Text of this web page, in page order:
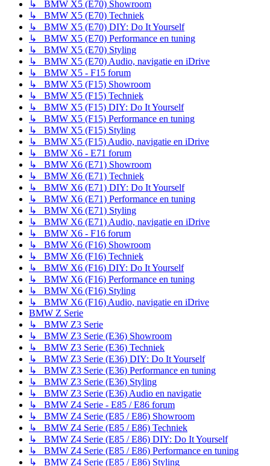
↳ BMW X5 (E70) Showroom
↳ BMW X5 (E70) Techniek
↳ BMW X5 (E70) DIY: Do It Yourself
↳ BMW X5 (E70) Performance en tuning
↳ BMW X5 (E70) Styling
↳ BMW X5 (E70) Audio, navigatie en iDrive
↳ BMW X5 - F15 forum
↳ BMW X5 (F15) Showroom
↳ BMW X5 (F15) Techniek
↳ BMW X5 (F15) DIY: Do It Yourself
↳ BMW X5 (F15) Performance en tuning
↳ BMW X5 (F15) Styling
↳ BMW X5 (F15) Audio, navigatie en iDrive
↳ BMW X6 - E71 forum
↳ BMW X6 (E71) Showroom
↳ BMW X6 (E71) Techniek
↳ BMW X6 (E71) DIY: Do It Yourself
↳ BMW X6 (E71) Performance en tuning
↳ BMW X6 (E71) Styling
↳ BMW X6 (E71) Audio, navigatie en iDrive
↳ BMW X6 - F16 forum
↳ BMW X6 (F16) Showroom
↳ BMW X6 (F16) Techniek
↳ BMW X6 (F16) DIY: Do It Yourself
↳ BMW X6 (F16) Performance en tuning
↳ BMW X6 (F16) Styling
↳ BMW X6 (F16) Audio, navigatie en iDrive
BMW Z Serie
↳ BMW Z3 Serie
↳ BMW Z3 Serie (E36) Showroom
↳ BMW Z3 Serie (E36) Techniek
↳ BMW Z3 Serie (E36) DIY: Do It Yourself
↳ BMW Z3 Serie (E36) Performance en tuning
↳ BMW Z3 Serie (E36) Styling
↳ BMW Z3 Serie (E36) Audio en navigatie
↳ BMW Z4 Serie - E85 / E86 forum
↳ BMW Z4 Serie (E85 / E86) Showroom
↳ BMW Z4 Serie (E85 / E86) Techniek
↳ BMW Z4 Serie (E85 / E86) DIY: Do It Yourself
↳ BMW Z4 Serie (E85 / E86) Performance en tuning
↳ BMW Z4 Serie (E85 / E86) Styling